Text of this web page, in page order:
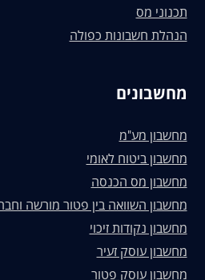
תכנוני מס
הנהלת חשבונות כפולה
מחשבונים
מחשבון מע"מ
מחשבון ביטוח לאומי
מחשבון מס הכנסה
מחשבון השוואה בין פטור מורשה
מחשבון נקודות זיכוי
מחשבון עוסק זעיר
מחשבון עוסק פטור